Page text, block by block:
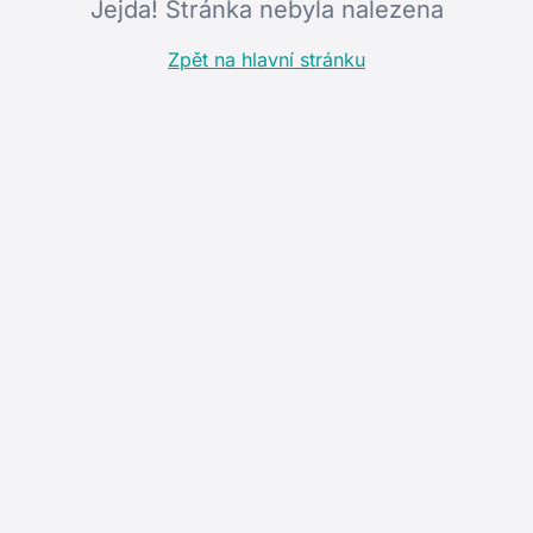
Jejda! Stránka nebyla nalezena
Zpět na hlavní stránku